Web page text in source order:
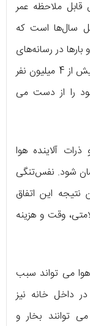
ملاحظه عمر
سال‌ها است که
در رسانه‌های
کوناگون مورد تاکید قرار گرفته است. سالانه بیش از 4 میلیون نفر
را از دست می
آلاینده هوا
شود.‌ نفس‌تنگی
نتیجه این اتفاق
وقت و هزینه
می تواند سبب
داخل خانه نیز
توانند بخار و